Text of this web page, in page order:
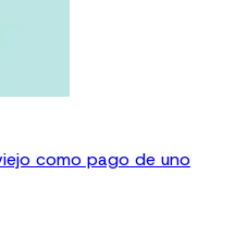
como pago de uno